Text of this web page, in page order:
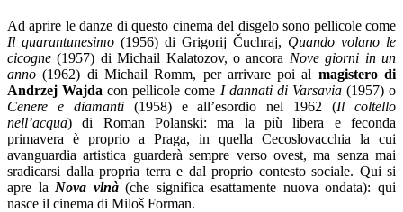
Ad aprire le danze di questo cinema del disgelo sono pellicole come
Il quarantunesimo (1956) di Grigorij Čuchraj, Quando volano le
cicogne (1957) di Michail Kalatozov, o ancora Nove giorni in un
anno (1962) di Michail Romm, per arrivare poi al magistero di
Andrzej Wajda con pellicole come I dannati di Varsavia(1957) o
Cenere e diamanti(1958) e all’esordio nel 1962 (Il coltello
nell’acqua) di Roman Polanski: ma la più libera e feconda
primavera è proprio a Praga, in quella Cecoslovacchia la cui
avanguardia artistica guarderà sempre verso ovest, ma senza mai
sradicarsi dalla propria terra e dal proprio contesto sociale. Qui si
apre la Nova vlnà(che significa esattamente nuova ondata): qui
nasce il cinema di Miloš Forman.